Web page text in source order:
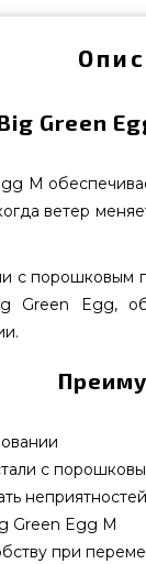
Green
M
ветер
с порошковым
Green Egg,
с
Green Egg M
при